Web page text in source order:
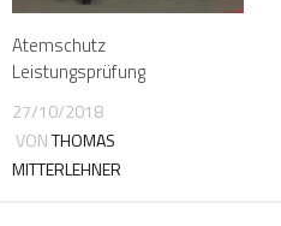
Atemschutz
Leistungsprüfung
27/10/2018
VONTHOMAS
MITTERLEHNER